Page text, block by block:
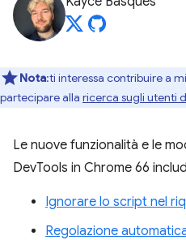
Nota:ti interessa contribuire a
partecipare alla ricerca sugli utenti
Le nuove funzionalità e le
DevTools in Chrome 66
Ignorare lo script nel
Regolazione